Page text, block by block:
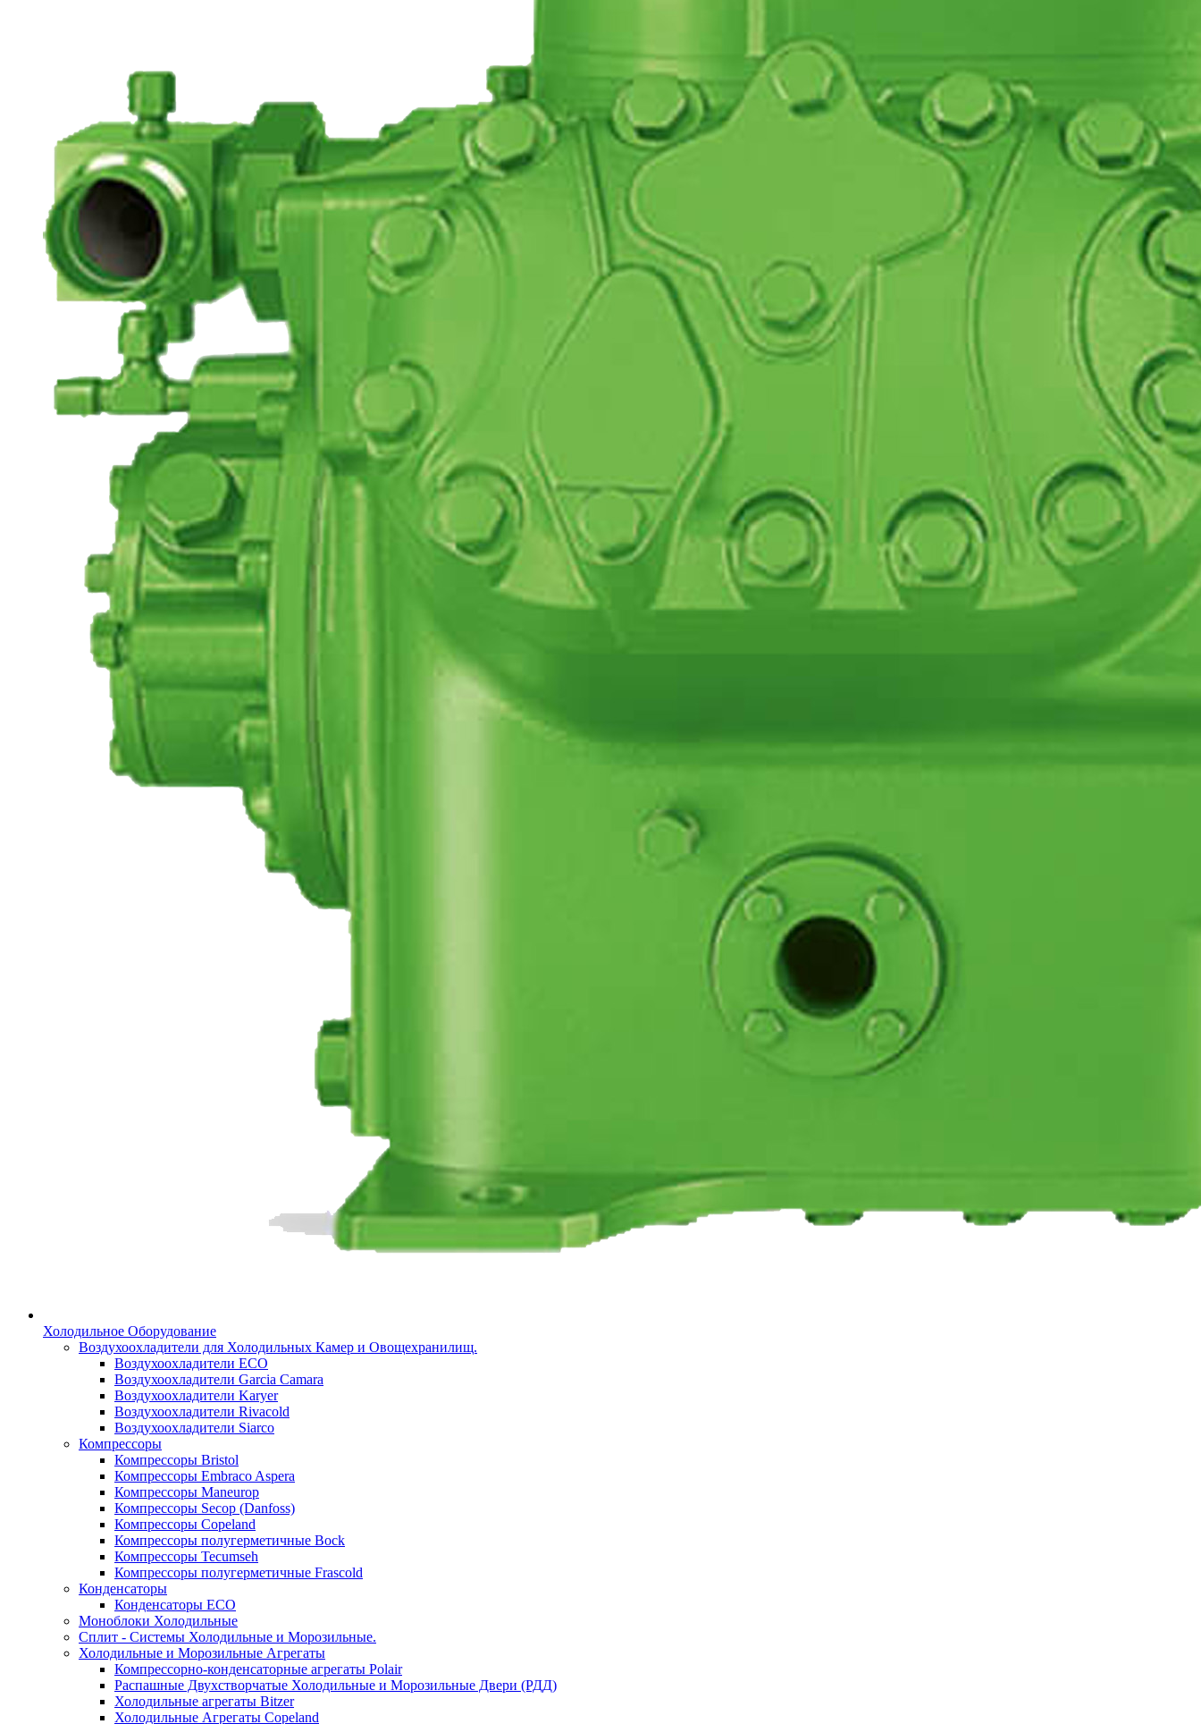
Холодильное Оборудование
Воздухоохладители для Холодильных Камер и Овощехранилищ.
Воздухоохладители ECO
Воздухоохладители Garcia Camara
Воздухоохладители Karyer
Воздухоохладители Rivacold
Воздухоохладители Siarco
Компрессоры
Компрессоры Bristol
Компрессоры Embraco Aspera
Компрессоры Maneurop
Компрессоры Secop (Danfoss)
Компрессоры Copeland
Компрессоры полугерметичные Bock
Компрессоры Tecumseh
Компрессоры полугерметичные Frascold
Конденсаторы
Конденсаторы ECO
Моноблоки Холодильные
Сплит - Системы Холодильные и Морозильные.
Холодильные и Морозильные Агрегаты
Компрессорно-конденсаторные агрегаты Polair
Распашные Двухстворчатые Холодильные и Морозильные Двери (РДД)
Холодильные агрегаты Bitzer
Холодильные Агрегаты Copeland